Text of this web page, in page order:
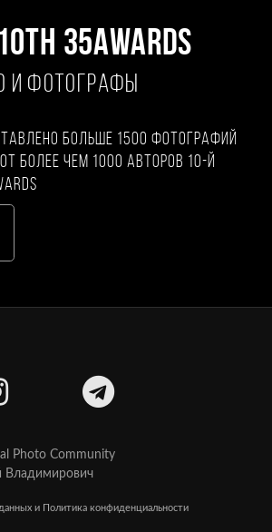
10TH 35AWARDS
И ФОТОГРАФЫ
больше 1500 фотографий
более чем 1000 авторов 10-й
Photo Community
Владимирович
и Политика конфиденциальности